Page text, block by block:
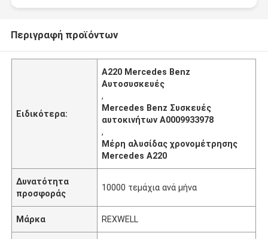
Περιγραφή προϊόντων
Ειδικότερα:
Α220 Mercedes Benz
Αυτοσυσκευές
,
Mercedes Benz Συσκευές
αυτοκινήτων A0009933978
,
Μέρη αλυσίδας χρονομέτρησης
Mercedes A220
Δυνατότητα
προσφοράς
10000 τεμάχια ανά μήνα
Μάρκα REXWELL